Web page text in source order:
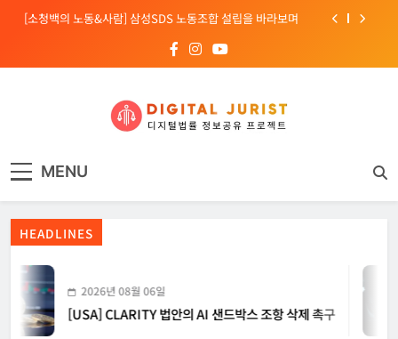
Skip[소청백의 노동&사람] 삼성SDS 노동조합 설립을 바라보며
[전문가 칼럼] “USB 하나로 수십억이 빠져나간다”
[INTERPOL] 아프리카 사이버 범죄 55%가 AI 이용
[소청백의 노동&사람] 삼성SDS 노동조합 설립을 바라보며
MENU
HEADLINES
2026년 08월 06일
[USA] CLARITY 법안의 AI 샌드박스 조항 삭제 촉구